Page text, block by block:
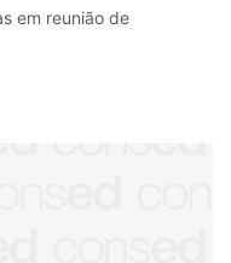
em reunião de